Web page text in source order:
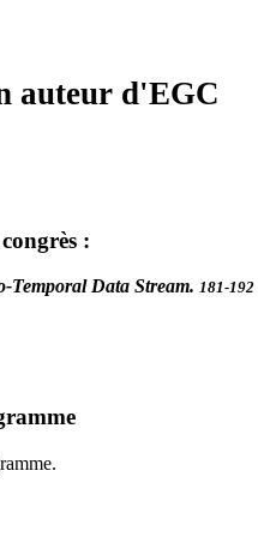
auteur d'EGC
:
Temporal Data Stream. 181-192